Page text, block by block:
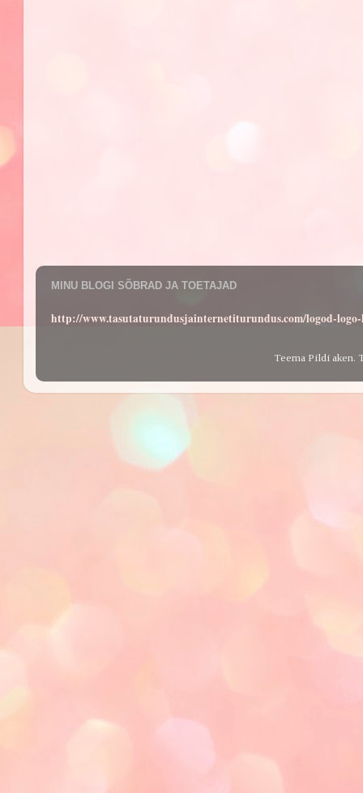
MINU BLOGI SÕBRAD JA TOETAJAD
http://www.tasutaturundusjainternetiturundus.com/logod-
Teema Pildi aken.